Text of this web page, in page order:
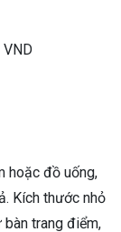
hoặc đồ uống,
Kích thước nhỏ
bàn trang điểm,